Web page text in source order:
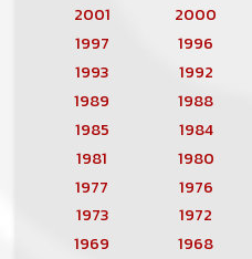
2001
2000
1997
1996
1993
1992
1989
1988
1985
1984
1981
1980
1977
1976
1973
1972
1969
1968